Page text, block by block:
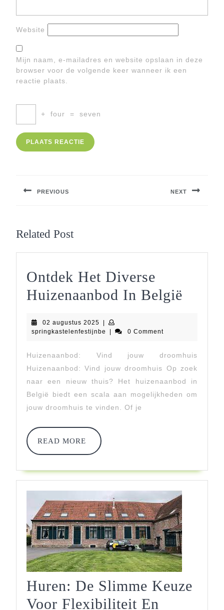
Website
Mijn naam, e-mailadres en website opslaan in deze
browser voor de volgende keer wanneer ik een
reactie plaats.
+ four = seven
PREVIOUS NEXT
Related Post
Ontdek Het Diverse
Huizenaanbod In België
In
België
02 augustus 2025 02
augustus
|
springkastelenfestijnbe springkastelenfestijnbe
| 0 Comment
Huizenaanbod: Vind jouw droomhuis
Huizenaanbod: Vind jouw droomhuis Op zoek
naar een nieuw thuis? Het huizenaanbod in
België biedt een scala aan mogelijkheden om
jouw droomhuis te vinden. Of je
READ MORE
READ
MORE
Huren: De Slimme Keuze
Voor Flexibiliteit En